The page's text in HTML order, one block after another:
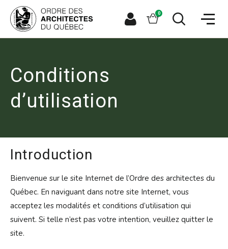
directement
recherche
directement
contenu
principal
Panier
0
membre
le
la
site
Conditions
d’utilisation
Introduction
Bienvenue sur le site Internet de l’Ordre des architectes du
Québec. En naviguant dans notre site Internet, vous
acceptez les modalités et conditions d’utilisation qui
suivent. Si telle n’est pas votre intention, veuillez quitter le
site.